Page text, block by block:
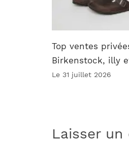
Top ventes
Birkenstock, illy
Le 31 juillet 2026
Laisser